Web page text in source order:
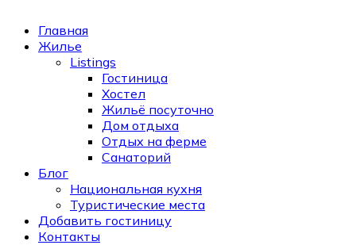
Главная
Жилье
Listings
Гостиница
Хостел
Жильё посуточно
Дом отдыха
Отдых на ферме
Санаторий
Блог
Национальная кухня
Туристические места
Добавить гостиницу
Контакты